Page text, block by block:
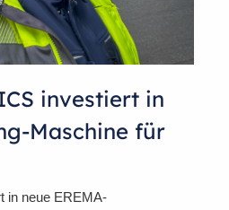
investiert in
Maschine für
in neue EREMA-